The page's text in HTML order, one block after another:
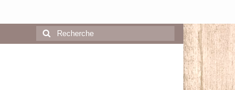
Rechercher
: